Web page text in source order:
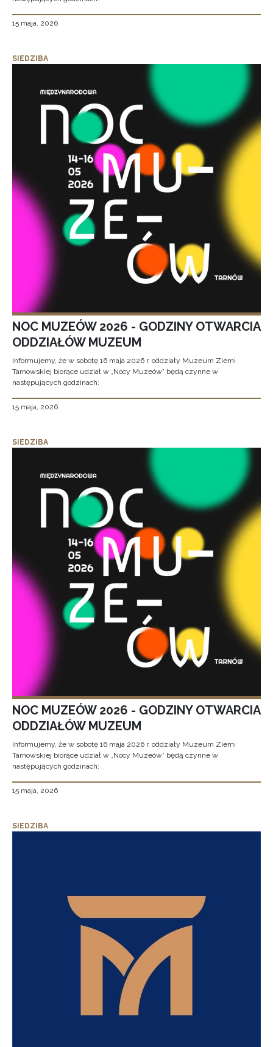
15 maja, 2026
SIEDZIBA
NOC MUZEÓW 2026 - GODZINY OTWARCIA
ODDZIAŁÓW MUZEUM
Informujemy, że w sobotę 16 maja 2026 r. oddziały Muzeum Ziemi
Tarnowskiej biorące udział w „Nocy Muzeów” będą czynne w
następujących godzinach:
15 maja, 2026
SIEDZIBA
NOC MUZEÓW 2026 - GODZINY OTWARCIA
ODDZIAŁÓW MUZEUM
Informujemy, że w sobotę 16 maja 2026 r. oddziały Muzeum Ziemi
Tarnowskiej biorące udział w „Nocy Muzeów” będą czynne w
następujących godzinach:
15 maja, 2026
SIEDZIBA